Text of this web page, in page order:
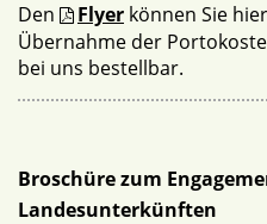
Den
Flyer können Sie
Übernahme der
bei uns bestellbar.
Broschüre zum
Landesunterkünften